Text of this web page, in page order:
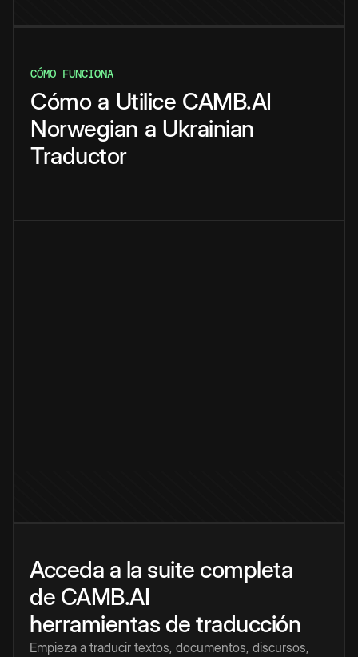
CÓMO FUNCIONA
Cómo a Utilice CAMB.AI
Norwegian a Ukrainian
Traductor
Acceda a la suite completa
de CAMB.AI
herramientas de traducción
Empieza a traducir textos, documentos, discursos,